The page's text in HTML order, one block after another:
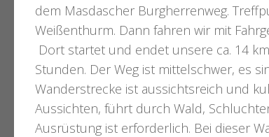
dem Masdascher Burgherrenweg.
Weißenthurm. Dann fahren wir mit
Dort startet und endet unsere ca. 14
Stunden. Der Weg ist mittelschwer, es
Wanderstrecke ist aussichtsreich und
Aussichten, führt durch Wald,
Ausrüstung ist erforderlich. Bei dieser